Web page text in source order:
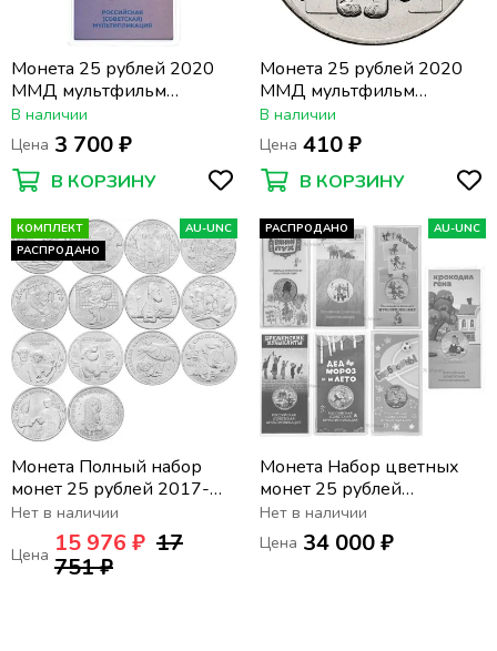
Монета 25 рублей 2020
ММД мультфильм
«Крокодил гена», цветная
В наличии
Цена 3 700 ₽
В КОРЗИНУ
Монета 25 рублей 2020
ММД мультфильм
«Крокодил гена»
В наличии
Цена 410 ₽
В КОРЗИНУ
КОМПЛЕКТ
РАСПРОДАНО
AU-UNC
Монета Полный набор
монет 25 рублей 2017-
2024 серии Российская
(советская)
мультипликация
Нет в наличии
Цена 15 976 ₽ 17
751 ₽
РАСПРОДАНО AU-UNC
Монета Набор цветных
монет 25 рублей
«Российская и советская
мультипликация» (7 шт.)
Нет в наличии
Цена 34 000 ₽